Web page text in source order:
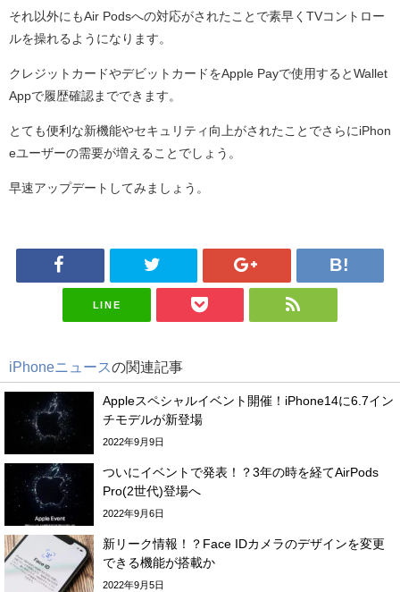
それ以外にもAir Podsへの対応がされたことで素早くTVコントロー
ルを操れるようになります。
クレジットカードやデビットカードをApple Payで使用するとWallet
Appで履歴確認までできます。
とても便利な新機能やセキュリティ向上がされたことでさらにiPhon
eユーザーの需要が増えることでしょう。
早速アップデートしてみましょう。
LINE
iPhoneニュースの関連記事
Appleスペシャルイベント開催！iPhone14に6.7イン
チモデルが新登場
2022年9月9日
ついにイベントで発表！？3年の時を経てAirPods
Pro(2世代)登場へ
2022年9月6日
新リーク情報！？Face IDカメラのデザインを変更
できる機能が搭載か
2022年9月5日